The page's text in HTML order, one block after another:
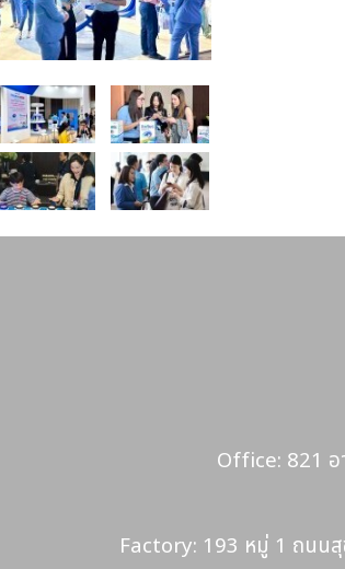
Office: 821 อ
Factory: 193 หมู่ 1 ถนนสุ